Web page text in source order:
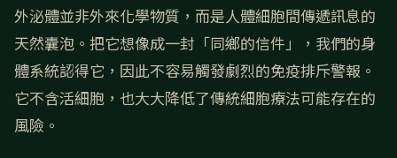
外泌體並非外來化學物質，而是人體細胞間傳遞訊息的
天然囊泡。把它想像成一封「同鄉的信件」，我們的身
體系統認得它，因此不容易觸發劇烈的免疫排斥警報。
它不含活細胞，也大大降低了傳統細胞療法可能存在的
風險。